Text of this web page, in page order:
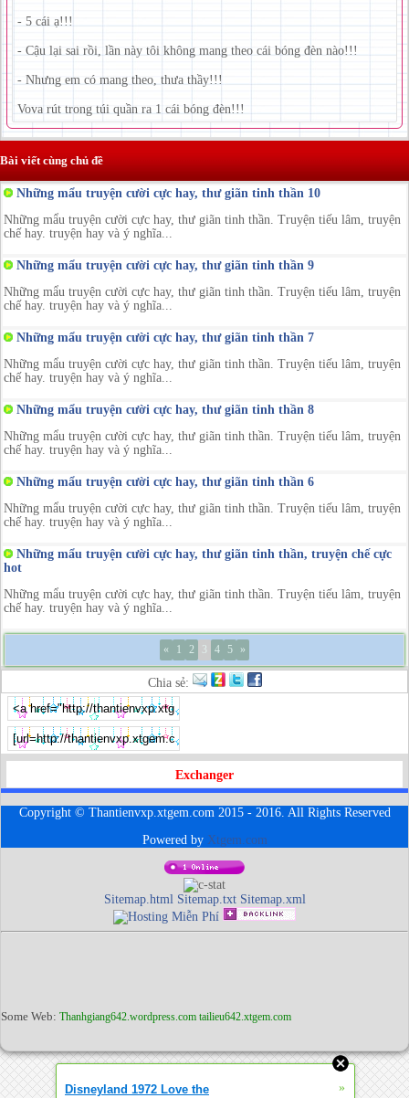
- 5 cái ạ!!!
- Cậu lại sai rồi, lần này tôi không mang theo cái bóng đèn nào!!!
- Nhưng em có mang theo, thưa thầy!!!
Vova rút trong túi quần ra 1 cái bóng đèn!!!
Bài viết cùng chủ đề
Những mẩu truyện cười cực hay, thư giãn tinh thần 10
Những mẩu truyện cười cực hay, thư giãn tinh thần. Truyện tiếu lâm, truyện
chế hay. truyện hay và ý nghĩa...
Những mẩu truyện cười cực hay, thư giãn tinh thần 9
Những mẩu truyện cười cực hay, thư giãn tinh thần. Truyện tiếu lâm, truyện
chế hay. truyện hay và ý nghĩa...
Những mẩu truyện cười cực hay, thư giãn tinh thần 7
Những mẩu truyện cười cực hay, thư giãn tinh thần. Truyện tiếu lâm, truyện
chế hay. truyện hay và ý nghĩa...
Những mẩu truyện cười cực hay, thư giãn tinh thần 8
Những mẩu truyện cười cực hay, thư giãn tinh thần. Truyện tiếu lâm, truyện
chế hay. truyện hay và ý nghĩa...
Những mẩu truyện cười cực hay, thư giãn tinh thần 6
Những mẩu truyện cười cực hay, thư giãn tinh thần. Truyện tiếu lâm, truyện
chế hay. truyện hay và ý nghĩa...
Những mẩu truyện cười cực hay, thư giãn tinh thần, truyện chế cực
hot
Những mẩu truyện cười cực hay, thư giãn tinh thần. Truyện tiếu lâm, truyện
chế hay. truyện hay và ý nghĩa...
« 1 2 3 4 5 »
Chia sẻ:
Exchanger
Copyright © Thantienvxp.xtgem.com 2015 - 2016. All Rights Reserved
Powered by Xtgem.com
Sitemap.html Sitemap.txt Sitemap.xml
Some Web: Thanhgiang642.wordpress.com tailieu642.xtgem.com
Disneyland 1972 Love the »